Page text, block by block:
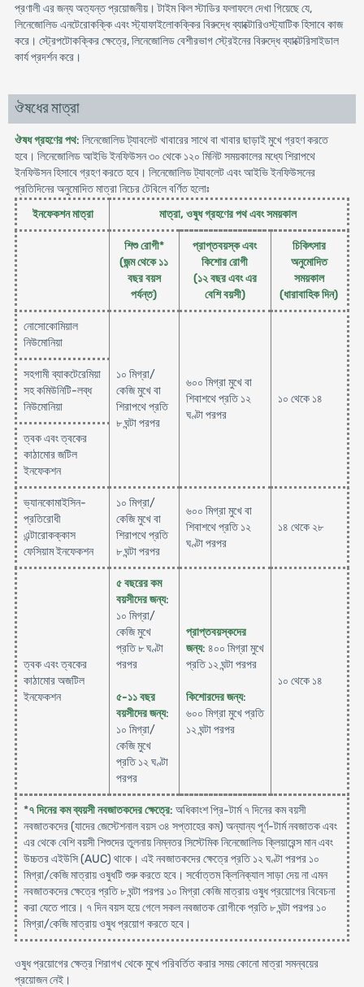
প্রণালী এর জন্য অত্যন্ত প্রয়োজনীয়। টাইম কিল স্টাডির ফলাফলে দেখা গিয়েছে যে,
লিনেজোলিড এনটেরোকক্কি এবং স্ট্যাফাইলোকক্কির বিরুদ্ধে ব্যাক্টোরিওস্ট্যাটিক হিসাবে কাজ
করে। স্ট্রেপটোকক্কির ক্ষেত্রে, লিনেজোলিড বেশীরভাগ স্ট্রেইনের বিরুদ্ধে ব্যাক্টেরিসাইডাল
কার্য প্রদর্শন করে।
ঔষধের মাত্রা
ঔষধ গ্রহণের পথ: লিনেজোলিড ট্যাবলেট খাবারের সাথে বা খাবার ছাড়াই মুখে গ্রহণ করতে
হবে। লিনেজোলিড আইভি ইনফিউসন ৩০ থেকে ১২০ মিনিট সময়কালের মধ্যে শিরাপথে
ইনফিউসন হিসাবে গ্রহণ করতে হবে। লিনেজোলিড ট্যাবলেট এবং আইভি ইনফিউসনের
প্রতিদিনের অনুমোদিত মাত্রা নিচের টেবিলে বর্ণিত হলোঃ
ইনফেকশন মাত্রা
মাত্রা, ওষুধ গ্রহণের পথ এবং সময়কাল
শিশু রোগী*
(জন্ম থেকে ১১
বছর বয়স
পর্যন্ত)
প্রাপ্তবয়স্ক এবং
কিশোর রোগী
(১২ বছর এবং এর
বেশি বয়সী)
চিকিৎসার
অনুমোদিত
সময়কাল
(ধারাবাহিক দিন)
নোসোকোমিয়াল
নিউমোনিয়া
১০ মিগ্রা/
কেজি মুখে বা
শিরাপথে প্রতি
৮ ঘন্টা পরপর
৬০০ মিগ্রা মুখে বা
শিবাশথে প্রতি ১২
ঘণ্টা পরপর
১০ থেকে ১৪
সহগামী ব্যাকটেরেমিয়া
সহ কমিউনিটি-লব্ধ
নিউমোনিয়া
ত্বক এবং ত্বকের
কাঠামোর জটিল
ইনফেকশন
ভ্যানকোমাইসিন-
প্রতিরোধী
এন্টারোকক্কাস
ফেসিয়াম ইনফেকশন
১০ মিগ্রা/
কেজি মুখে বা
শিরাপথে প্রতি
৮ ঘন্টা পরপর
৬০০ মিগ্রা মুখে বা
শিবাশথে প্রতি ১২
ঘণ্টা পরপর
১৪ থেকে ২৮
ত্বক এবং ত্বকের
কাঠামোর অজটিল
ইনফেকশন
৫ বছরের কম
বয়সীদের জন্য:
১০ মিগ্রা/
কেজি মুখে
প্রতি ৮ ঘণ্টা
পরপর
৫-১১ বছর
বয়সীদের জন্য:
১০ মিগ্রা/
কেজি মুখে
প্রতি ১২ ঘণ্টা
পরপর
প্রাপ্তবয়স্কদের
জন্য: ৪০০ মিগ্রা মুখে
প্রতি ১২ ঘন্টা পরপর
কিশোরদের জন্য:
৬০০ মিগ্রা মুখে প্রতি
১২ ঘন্টা পরপর
১০ থেকে ১৪
*৭ দিনের কম ব্যয়সী নবজাতকদের ক্ষেত্রে: অধিকাংশ প্রি-টার্ম ৭ দিনের কম বয়সী
নবজাতকদের (যাদের জেস্টেশনাল বয়স ৩৪ সপ্তাহের কম) অন্যান্য পূর্ণ-টার্ম নবজাতক এবং
এর থেকে বেশি বয়সী শিশুদের তুলনায় নিম্নতর সিস্টেমিক নিনেজোলিড ক্লিয়ারেন্স মান এবং
উচ্চতর এইউসি (AUC) থাকে। এই নবজাতকদের ক্ষেত্রে প্রতি ১২ ঘণ্টা পরপর ১০
মিগ্রা/কেজি মাত্রায় ওষুধটি শুরু করতে হবে। সর্বোত্তম ক্লিনিক্যাল সাড়া দেয় না এমন
নবজাতকদের ক্ষেত্রে প্রতি ৮ ঘন্টা পরপর ১০ মিগ্রা কেজি মাত্রায় ওষুধ প্রয়োগের বিবেচনা
করা যেতে পারে। ৭ দিন বয়স হয়ে গেলে সকল নবজাতক রোগীকে প্রতি ৮ ঘন্টা পরপর ১০
মিগ্রা/কেজি মাত্রায় ওষুধ প্রয়োগ করতে হবে।
ওষুধ প্রয়োগের ক্ষেত্র শিরাগখ থেকে মুখে পরিবর্তিত করার সময় কোনো মাত্রা সমন্বয়ের
প্রয়োজন নেই।